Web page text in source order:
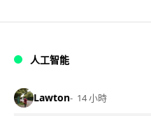
人工智能
Lawton 14 小時